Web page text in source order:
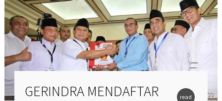
read
GERINDRA MENDAFTAR